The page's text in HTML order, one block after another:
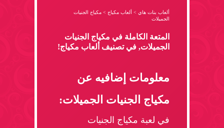
ألعاب بنات هاي > ألعاب مكياج > مكياج الجنيات
الجميلات
المتعة الكاملة في مكياج الجنيات
الجميلات, في تصنيف ألعاب مكياج!
معلومات إضافيه عن
مكياج الجنيات الجميلات:
في لعبة مكياج الجنيات